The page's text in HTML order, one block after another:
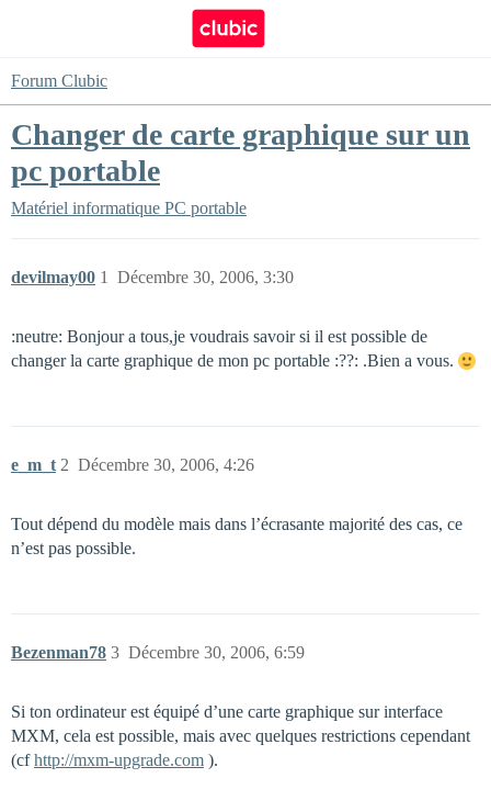
Forum Clubic
Changer de carte graphique sur un
pc portable
Matériel informatique PC portable
devilmay00 Décembre 30, 2006, 3:30
1
:neutre: Bonjour a tous,je voudrais savoir si il est possible de
changer la carte graphique de mon pc portable :??: .Bien a vous.
e_m_t Décembre 30, 2006, 4:26
2
Tout dépend du modèle mais dans l’écrasante majorité des cas, ce
n’est pas possible.
Bezenman78 Décembre 30, 2006, 6:59
3
Si ton ordinateur est équipé d’une carte graphique sur interface
MXM, cela est possible, mais avec quelques restrictions cependant
(cfhttp://mxm-upgrade.com ).